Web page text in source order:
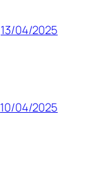
13/04/2025
10/04/2025